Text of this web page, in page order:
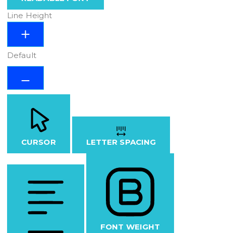
Line Height
Default
CURSOR LETTER SPACING
FONT WEIGHT